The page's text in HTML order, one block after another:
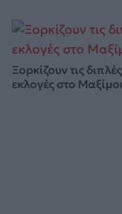
Ξορκίζουν τις διπλές
εκλογές στο